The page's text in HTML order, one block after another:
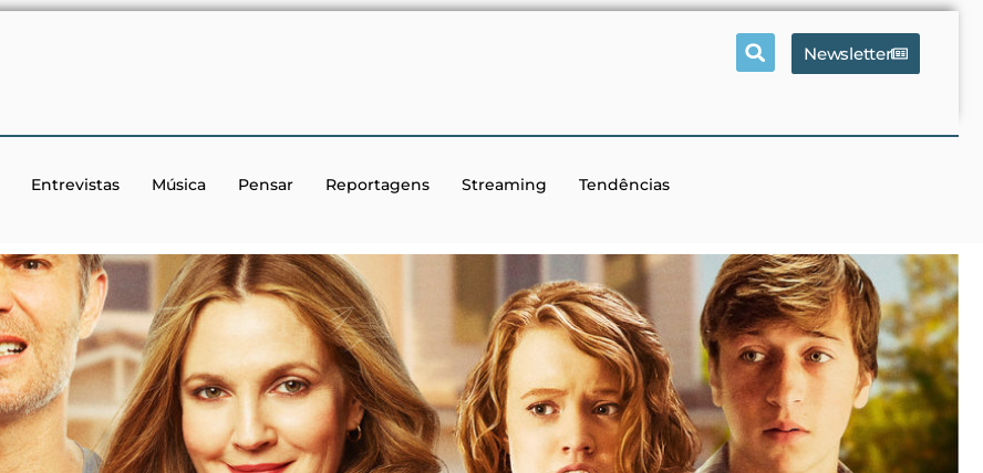
Newsletter
Entrevistas Música Pensar Reportagens Streaming Tendências